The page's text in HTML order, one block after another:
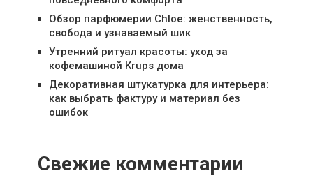
Обзор парфюмерии Chloe: женственность,
свобода и узнаваемый шик
Утренний ритуал красоты: уход за
кофемашиной Krups дома
Декоративная штукатурка для интерьера:
как выбрать фактуру и материал без
ошибок
Свежие комментарии